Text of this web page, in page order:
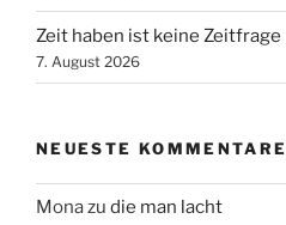
Zeit haben ist keine Zeitfrage
7. August 2026
NEUESTE KOMMENTARE
Monazu die man lacht